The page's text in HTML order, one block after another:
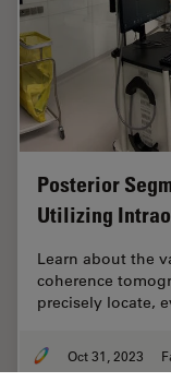
Posterior
Utilizing
Learn about the
coherence
precisely locate,
Oct 31, 2023